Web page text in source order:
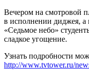
Вечером на смотровой
в исполнении диджея, а
«Седьмое небо»
сладкое угощение.
Узнать подробности
http://www.tvtower.ru/